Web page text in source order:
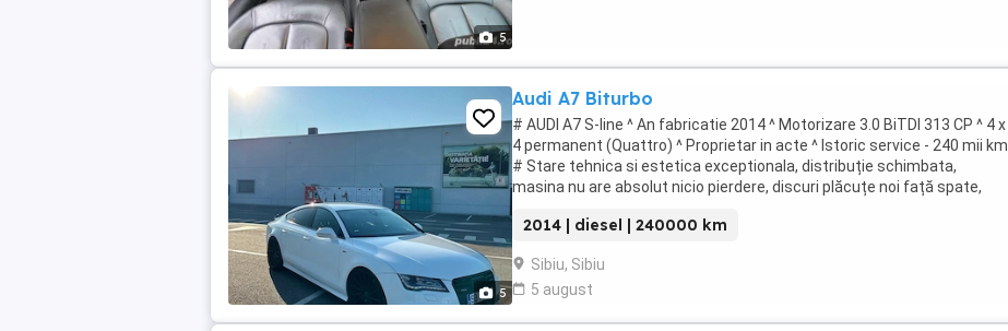
5
5
Audi A7 Biturbo
# AUDI A7 S-line ^ An fabricatie 2014 ^ Motorizare 3.0 BiTDI 313 CP ^ 4 x
4 permanent (Quattro) ^ Proprietar in acte ^ Istoric service - 240 mii km
# Stare tehnica si estetica exceptionala, distribuție schimbata,
masina nu are absolut nicio pierdere, discuri plăcuțe noi față spate,
2014 | diesel | 240000 km
Sibiu, Sibiu
5 august